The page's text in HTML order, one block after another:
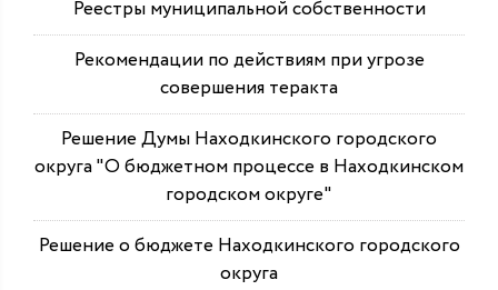
Реестры муниципальной собственности
Рекомендации по действиям при угрозе
совершения теракта
Решение Думы Находкинского городского
округа "О бюджетном процессе в Находкинском
городском округе"
Решение о бюджете Находкинского городского
округа